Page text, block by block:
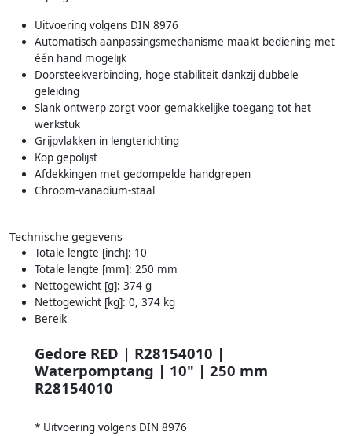
Uitvoering volgens DIN 8976
Automatisch aanpassingsmechanisme maakt bediening met
één hand mogelijk
Doorsteekverbinding, hoge stabiliteit dankzij dubbele
geleiding
Slank ontwerp zorgt voor gemakkelijke toegang tot het
werkstuk
Grijpvlakken in lengterichting
Kop gepolijst
Afdekkingen met gedompelde handgrepen
Chroom-vanadium-staal
Technische gegevens
Totale lengte [inch]: 10
Totale lengte [mm]: 250 mm
Nettogewicht [g]: 374 g
Nettogewicht [kg]: 0, 374 kg
Bereik
Gedore RED | R28154010 |
Waterpomptang | 10" | 250 mm
R28154010
* Uitvoering volgens DIN 8976